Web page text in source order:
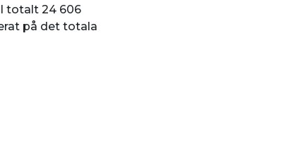
totalt 24 606
på det totala